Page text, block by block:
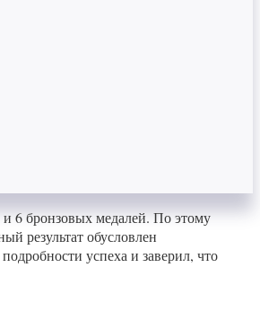
и 6 бронзовых медалей. По этому
результат обусловлен
успеха и заверил, что